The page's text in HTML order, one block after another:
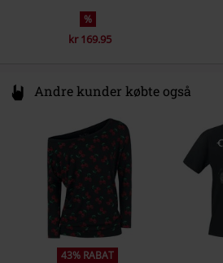
%
kr 169.95
Andre kunder købte også
43% RABAT